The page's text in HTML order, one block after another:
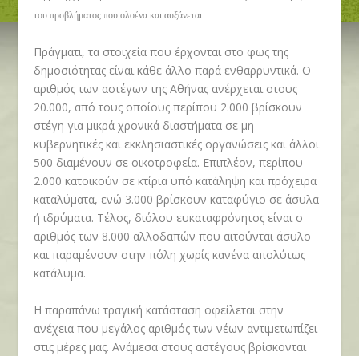
του προβλήματος που ολοένα και αυξάνεται.
Πράγματι, τα στοιχεία που έρχονται στο φως της
δημοσιότητας είναι κάθε άλλο παρά ενθαρρυντικά. Ο
αριθμός των αστέγων της Αθήνας ανέρχεται στους
20.000, από τους οποίους περίπου 2.000 βρίσκουν
στέγη για μικρά χρονικά διαστήματα σε μη
κυβερνητικές και εκκλησιαστικές οργανώσεις και άλλοι
500 διαμένουν σε οικοτροφεία. Επιπλέον, περίπου
2.000 κατοικούν σε κτίρια υπό κατάληψη και πρόχειρα
καταλύματα, ενώ 3.000 βρίσκουν καταφύγιο σε άσυλα
ή ιδρύματα. Τέλος, διόλου ευκαταφρόνητος είναι ο
αριθμός των 8.000 αλλοδαπών που αιτούνται άσυλο
και παραμένουν στην πόλη χωρίς κανένα απολύτως
κατάλυμα.
Η παραπάνω τραγική κατάσταση οφείλεται στην
ανέχεια που μεγάλος αριθμός των νέων αντιμετωπίζει
στις μέρες μας. Ανάμεσα στους αστέγους βρίσκονται